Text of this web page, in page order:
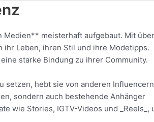
Medien** meisterhaft aufgebaut. Mit über
Leben, ihren Stil und ihre Modetipps.
starke Bindung zu ihrer Community.
hebt sie von anderen
sondern auch bestehende Anhänger
wie Stories, IGTV-Videos und _Reels_,